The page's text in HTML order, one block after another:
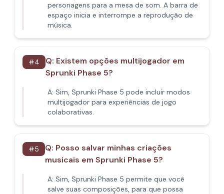
personagens para a mesa de som. A barra de
espaço inicia e interrompe a reprodução de
música.
#4 Q: Existem opções multijogador em
Sprunki Phase 5?
A: Sim, Sprunki Phase 5 pode incluir modos
multijogador para experiências de jogo
colaborativas.
#5 Q: Posso salvar minhas criações
musicais em Sprunki Phase 5?
A: Sim, Sprunki Phase 5 permite que você
salve suas composições, para que possa